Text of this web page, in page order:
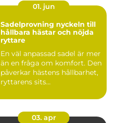
01. jun
Sadelprovning nyckeln till
hållbara hästar och nöjda
ryttare
En väl anpassad sadel är mer
än en fråga om komfort. Den
påverkar hästens hållbarhet,
ryttarens sits...
03. apr